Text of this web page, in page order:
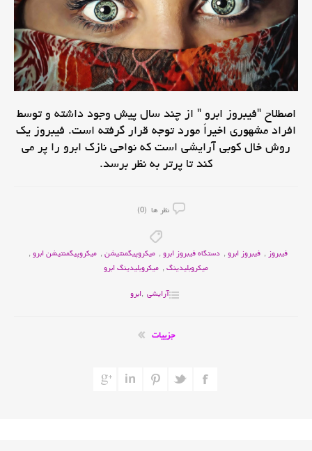
اصطلاح "فیبروز ابرو " از چند سال پیش وجود داشته و توسط
افراد مشهوری اخیراً مورد توجه قرار گرفته است. فیبروز یک
روش خال کوبی آرایشی است که نواحی نازک ابرو را پر می
کند تا پرتر به نظر برسد.
نظر ها (0)
فیبروز, فیبروز ابرو, دستگاه فیبروز ابرو, میکروپیگمنتیشن, میکروپیگمنتیشن ابرو,
میکروبلیدینگ, میکروبلیدینگ ابرو
آرایشی ,ابرو
جزییات